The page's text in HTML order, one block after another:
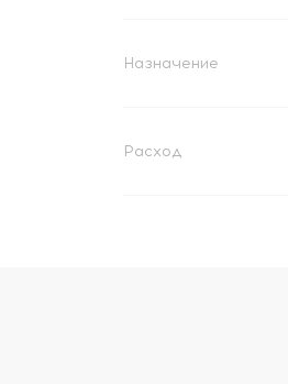
Назначение
Расход